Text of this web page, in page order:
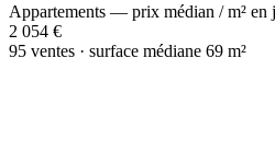
Appartements — prix médian / m²
2 054 €
95 ventes · surface médiane 69 m²